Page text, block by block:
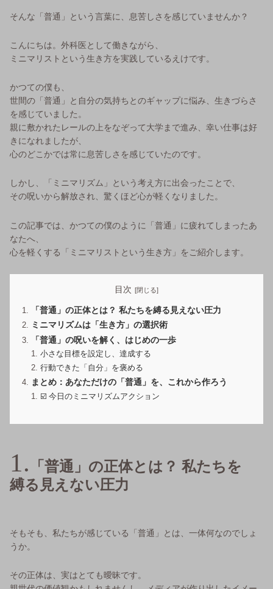
そんな「普通」という言葉に、息苦しさを感じていませんか？
こんにちは。外科医として働きながら、
ミニマリストという生き方を実践しているえけです。
かつての僕も、
世間の「普通」と自分の気持ちとのギャップに悩み、生きづらさ
を感じていました。
親に敷かれたレールの上をなぞって大学まで進み、幸い仕事は好
きになれましたが、
心のどこかでは常に息苦しさを感じていたのです。
しかし、「ミニマリズム」という考え方に出会ったことで、
その呪いから解放され、驚くほど心が軽くなりました。
この記事では、かつての僕のように「普通」に疲れてしまったあ
なたへ、
心を軽くする「ミニマリストという生き方」をご紹介します。
目次
「普通」の正体とは？ 私たちを縛る見えない圧力
ミニマリズムは「生き方」の選択術
「普通」の呪いを解く、はじめの一歩
小さな目標を設定し、達成する
行動できた「自分」を褒める
まとめ：あなただけの「普通」を、これから作ろう
☑️ 今日のミニマリズムアクション
「普通」の正体とは？ 私たちを
縛る見えない圧力
そもそも、私たちが感じている「普通」とは、一体何なのでしょ
うか。
その正体は、実はとても曖昧です。